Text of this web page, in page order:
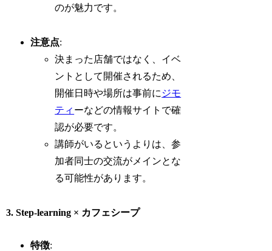
のが魅力です。
注意点:
決まった店舗ではなく、イベ
ントとして開催されるため、
開催日時や場所は事前に ジモ
ティ ーなどの情報サイトで確
認が必要です。
講師がいるというよりは、参
加者同士の交流がメインとな
る可能性があります。
3. Step-learning × カフェシープ
特徴: